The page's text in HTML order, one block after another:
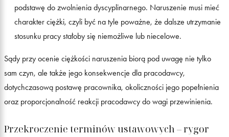
podstawę do zwolnienia dyscyplinarnego. Naruszenie musi mieć
charakter ciężki, czyli być na tyle poważne, że dalsze utrzymanie
stosunku pracy stałoby się niemożliwe lub niecelowe.
Sądy przy ocenie ciężkości naruszenia biorą pod uwagę nie tylko
sam czyn, ale także jego konsekwencje dla pracodawcy,
dotychczasową postawę pracownika, okoliczności jego popełnienia
oraz proporcjonalność reakcji pracodawcy do wagi przewinienia.
Przekroczenie terminów ustawowych – rygor